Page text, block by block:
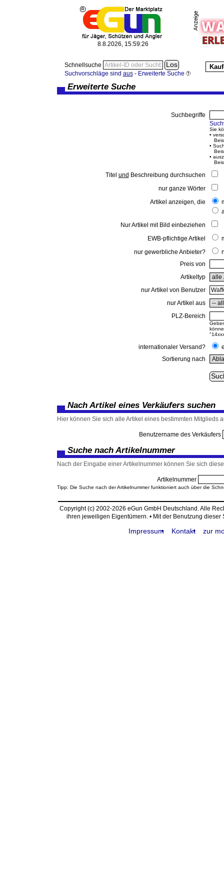
8.8.2026, 15:59:27
Schnellsuche
Suchvorschläge sind aus- Erweiterte Suche
Erweiterte Suche
Suchbegriffe
Sie
•
•
•
Titel und Beschreibung durchsuchen
nur ganze Wörter
Artikel anzeigen, die
Nur Artikel mit Bild einbeziehen
EWB-pflichtige Artikel
nur gewerbliche Anbieter?
Preis von
Artikeltyp
nur Artikel von Benutzer
nur Artikel aus
PLZ-Bereich
internationaler Versand?
Sortierung nach
Nach Artikel eines Verkäufers suchen
Hier können Sie sich alle Artikel eines bestimmten Mitglieds
Benutzername des Verkäufers
Suche nach Artikelnummer
Nach der Eingabe einer Artikelnummer können Sie sich
Artikelnummer
Tipp: Die Suche nach der Artikelnummer funktioniert auch über die
Copyright (c) 2002-2026 eGun GmbH Deutschland. Alle
ihren jeweiligen Eigentümern. • Mit der Benutzung
Impressum Kontakt zur